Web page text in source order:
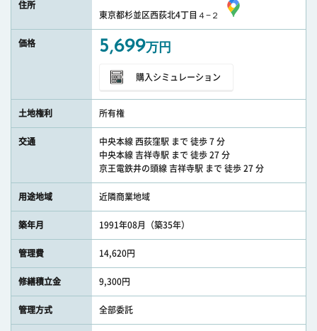
住所
東京都杉並区西荻北4丁目４−２
価格 5,699万円
購入シミュレーション
土地権利 所有権
交通
中央本線 西荻窪駅 まで 徒歩 7 分
中央本線 吉祥寺駅 まで 徒歩 27 分
京王電鉄井の頭線 吉祥寺駅 まで 徒歩 27 分
用途地域 近隣商業地域
築年月 1991年08月（築35年）
管理費 14,620円
修繕積立金 9,300円
管理方式 全部委託